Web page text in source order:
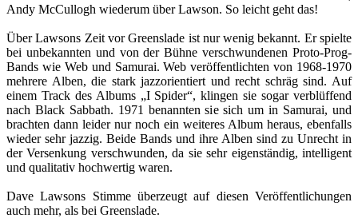
Andy McCullogh wiederum über Lawson. So leicht geht das!
Über Lawsons Zeit vor Greenslade ist nur wenig bekannt. Er spielte
bei unbekannten und von der Bühne verschwundenen Proto-Prog-
Bands wie Web und Samurai. Web veröffentlichten von 1968-1970
mehrere Alben, die stark jazzorientiert und recht schräg sind. Auf
einem Track des Albums „I Spider“, klingen sie sogar verblüffend
nach Black Sabbath. 1971 benannten sie sich um in Samurai, und
brachten dann leider nur noch ein weiteres Album heraus, ebenfalls
wieder sehr jazzig. Beide Bands und ihre Alben sind zu Unrecht in
der Versenkung verschwunden, da sie sehr eigenständig, intelligent
und qualitativ hochwertig waren.
Dave Lawsons Stimme überzeugt auf diesen Veröffentlichungen
auch mehr, als bei Greenslade.